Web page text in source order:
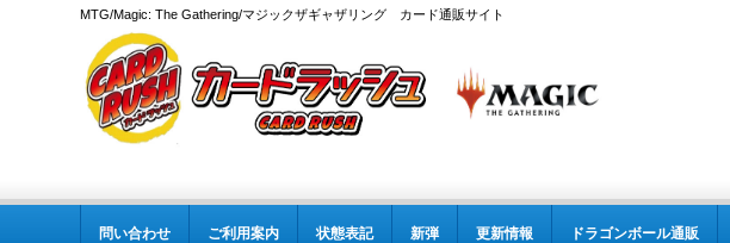
MTG/Magic: The Gathering/マジックザギャザリング カード通販サイト
問い合わせ ご利用案内 状態表記 新弾 更新情報 ドラゴンボール通販